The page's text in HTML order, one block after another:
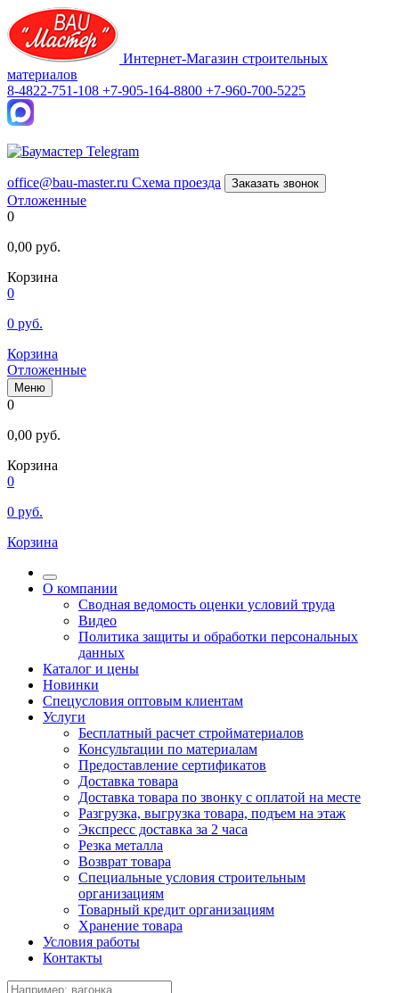
Интернет-Магазин строительных
материалов
8-4822-751-108 +7-905-164-8800 +7-960-700-5225
office@bau-master.ru Схема проезда Заказать звонок
Отложенные
0
0,00 руб.
Корзина
0
0 руб.
Корзина
Отложенные
Меню
0
0,00 руб.
Корзина
0
0 руб.
Корзина
О компании
Сводная ведомость оценки условий труда
Видео
Политика защиты и обработки персональных
данных
Каталог и цены
Новинки
Спецусловия оптовым клиентам
Услуги
Бесплатный расчет стройматериалов
Консультации по материалам
Предоставление сертификатов
Доставка товара
Доставка товара по звонку с оплатой на месте
Разгрузка, выгрузка товара, подъем на этаж
Экспресс доставка за 2 часа
Резка металла
Возврат товара
Специальные условия строительным
организациям
Товарный кредит организациям
Хранение товара
Условия работы
Контакты